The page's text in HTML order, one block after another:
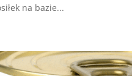
na bazie...